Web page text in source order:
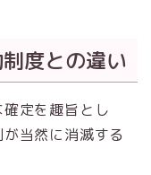
度との違い
定を趣旨とし
当然に消滅する